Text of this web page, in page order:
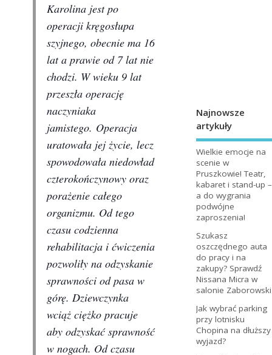
Karolina jest po
operacji kręgosłupa
szyjnego, obecnie ma 16
lat a prawie od 7 lat nie
chodzi. W wieku 9 lat
przeszła operację
naczyniaka
jamistego. Operacja
uratowała jej życie, lecz
spowodowała niedowład
czterokończynowy oraz
porażenie całego
organizmu. Od tego
czasu codzienna
rehabilitacja i ćwiczenia
pozwoliły na odzyskanie
sprawności od pasa w
górę. Dziewczynka
wciąż ciężko pracuje
aby odzyskać sprawność
w nogach. Od czasu
Najnowsze
artykuły
Wielkie emocje na
scenie w
Pruszkowie! Teatr,
kabaret i stand-up –
a do wygrania
podwójne
zaproszenia!
Szukasz
oszczędnego auta
do pracy i na
zakupy? Sprawdź
Nissana Micra w
salonie Zaborowski
Jak wybrać parking
przy lotnisku
Chopina na dłuższy
wyjazd?